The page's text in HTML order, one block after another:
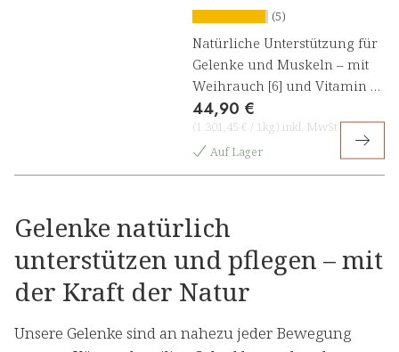
(5)
Natürliche Unterstützung für
Gelenke und Muskeln – mit
Weihrauch [6] und Vitamin D
[1]
44,90 €
(1.301,45 € / 1kg) inkl. MwSt
Auf Lager
Gelenke natürlich
unterstützen und pflegen – mit
der Kraft der Natur
Unsere Gelenke sind an nahezu jeder Bewegung